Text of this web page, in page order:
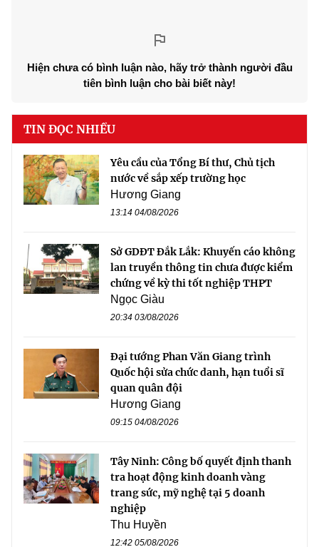
Hiện chưa có bình luận nào, hãy trở thành người đầu
tiên bình luận cho bài biết này!
TIN ĐỌC NHIỀU
Yêu cầu của Tổng Bí thư, Chủ tịch
nước về sắp xếp trường học
Hương Giang
13:14 04/08/2026
Sở GDĐT Đắk Lắk: Khuyến cáo không
lan truyền thông tin chưa được kiểm
chứng về kỳ thi tốt nghiệp THPT
Ngọc Giàu
20:34 03/08/2026
Đại tướng Phan Văn Giang trình
Quốc hội sửa chức danh, hạn tuổi sĩ
quan quân đội
Hương Giang
09:15 04/08/2026
Tây Ninh: Công bố quyết định thanh
tra hoạt động kinh doanh vàng
trang sức, mỹ nghệ tại 5 doanh
nghiệp
Thu Huyền
12:42 05/08/2026